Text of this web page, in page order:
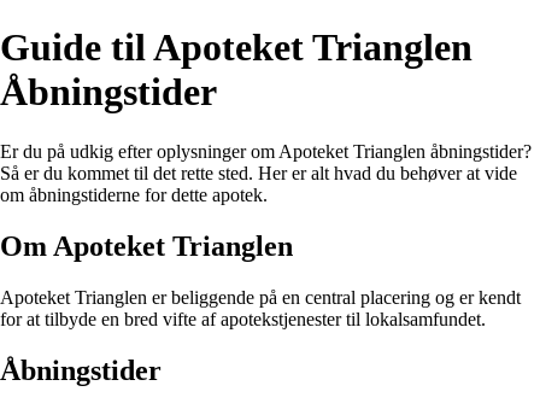
Guide til Apoteket Trianglen
Åbningstider
Er du på udkig efter oplysninger om Apoteket Trianglen åbningstider?
Så er du kommet til det rette sted. Her er alt hvad du behøver at vide
om åbningstiderne for dette apotek.
Om Apoteket Trianglen
Apoteket Trianglen er beliggende på en central placering og er kendt
for at tilbyde en bred vifte af apotekstjenester til lokalsamfundet.
Åbningstider